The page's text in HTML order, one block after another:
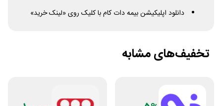
دانلود اپلیکیشن بیمه دات کام با کلیک روی «لینک خرید»
تخفیف‌های مشابه